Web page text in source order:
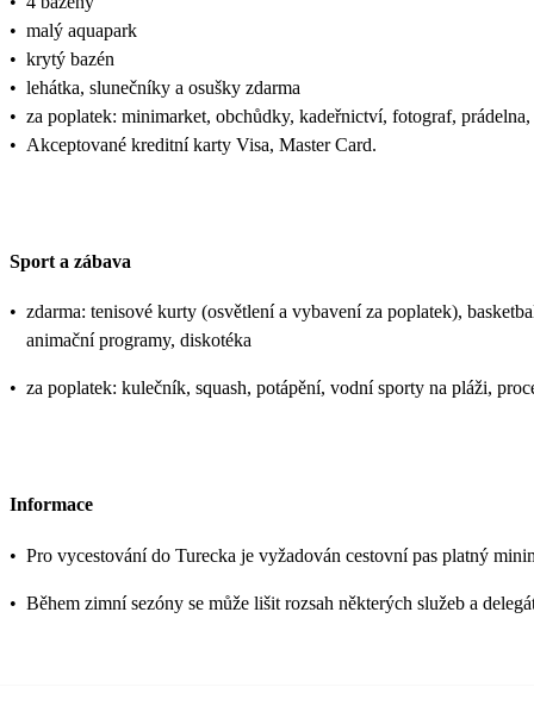
• malý aquapark
• krytý bazén
• lehátka, slunečníky a osušky zdarma
• za poplatek: minimarket, obchůdky, kadeřnictví, fotograf,
• Akceptované kreditní karty Visa, Master Card.
Sport a zábava
• zdarma: tenisové kurty (osvětlení a vybavení za poplatek),
animační programy, diskotéka
• za poplatek: kulečník, squash, potápění, vodní sporty na pláži,
Informace
• Pro vycestování do Turecka je vyžadován cestovní pas platný
• Během zimní sezóny se může lišit rozsah některých služeb a